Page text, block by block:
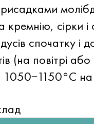
кремнію, сірки
спочатку і
(на повітрі
на